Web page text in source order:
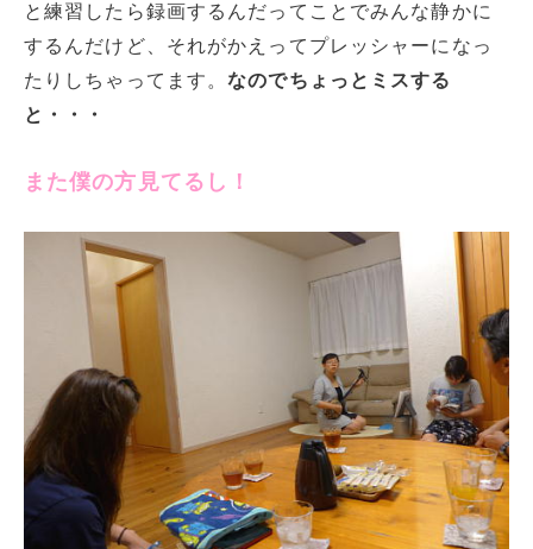
と練習したら録画するんだってことでみんな静かに
するんだけど、それがかえってプレッシャーになっ
たりしちゃってます。なのでちょっとミスする
と・・・
また僕の方見てるし！